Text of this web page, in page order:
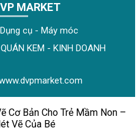
MARKET
cụ - Máy móc
KEM - KINH DOANH
Cơ Bản Cho Trẻ Mầm Non –
Vẽ Của Bé